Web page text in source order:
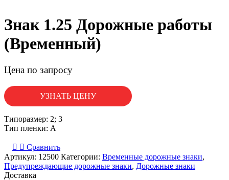
Знак 1.25 Дорожные работы
(Временный)
Цена по запросу
УЗНАТЬ ЦЕНУ
Типоразмер: 2; 3
Тип пленки: А
Сравнить
Артикул: 12500 Категории: Временные дорожные знаки,
Предупреждающие дорожные знаки, Дорожные знаки
Доставка